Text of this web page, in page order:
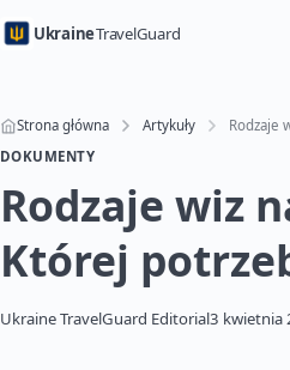
UkraineTravelGuard
Strona główna Artykuły
Rodzaje
DOKUMENTY
Rodzaje wiz
Której
Ukraine TravelGuard Editorial3 kwietnia